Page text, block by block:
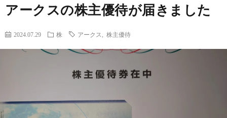
アークスの株主優待が届きました
2024.07.29 株 アークス 株主優待